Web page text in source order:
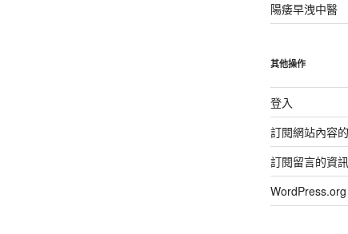
陽痿早洩中醫
其他操作
登入
訂閱網站內容
訂閱留言的資